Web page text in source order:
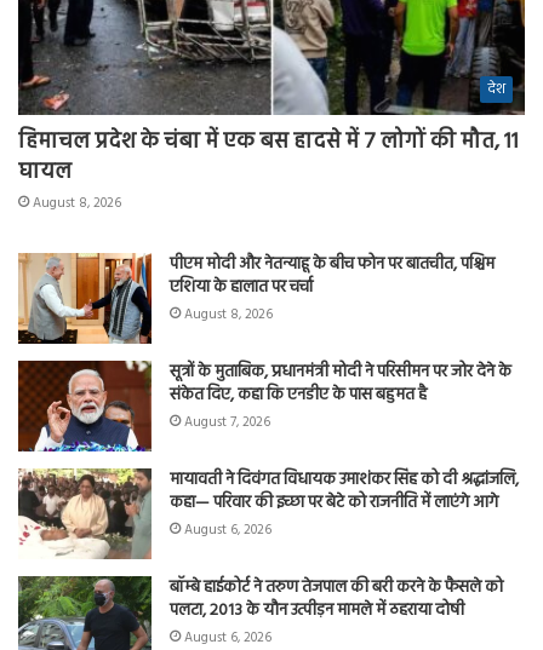
देश
हिमाचल प्रदेश के चंबा में एक बस हादसे में 7 लोगों की मौत, 11
घायल
August 8, 2026
पीएम मोदी और नेतन्याहू के बीच फोन पर बातचीत, पश्चिम
एशिया के हालात पर चर्चा
August 8, 2026
सूत्रों के मुताबिक, प्रधानमंत्री मोदी ने परिसीमन पर जोर देने के
संकेत दिए, कहा कि एनडीए के पास बहुमत है
August 7, 2026
मायावती ने दिवंगत विधायक उमाशंकर सिंह को दी श्रद्धांजलि,
कहा— परिवार की इच्छा पर बेटे को राजनीति में लाएंगे आगे
August 6, 2026
बॉम्बे हाईकोर्ट ने तरुण तेजपाल की बरी करने के फैसले को
पलटा, 2013 के यौन उत्पीड़न मामले में ठहराया दोषी
August 6, 2026